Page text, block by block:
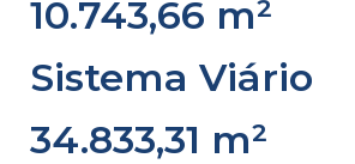
10.743,66 m²
Sistema Viário
34.833,31 m²